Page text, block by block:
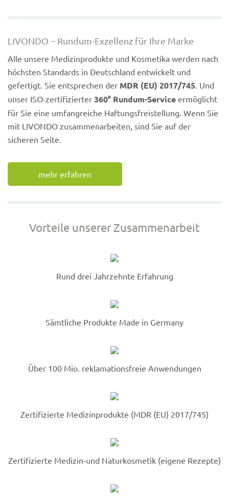
LIVONDO – Rundum-Exzellenz für Ihre Marke
Alle unsere Medizinprodukte und Kosmetika werden nach
höchsten Standards in Deutschland entwickelt und
gefertigt. Sie entsprechen der MDR (EU) 2017/745. Und
unser ISO-zertifizierter 360° Rundum-Service ermöglicht
für Sie eine umfangreiche Haftungsfreistellung. Wenn Sie
mit LIVONDO zusammenarbeiten, sind Sie auf der
sicheren Seite.
mehr erfahren
Vorteile unserer Zusammenarbeit
Rund drei Jahrzehnte Erfahrung
Sämtliche Produkte Made in Germany
Über 100 Mio. reklamationsfreie Anwendungen
Zertifizierte Medizinprodukte (MDR (EU) 2017/745)
Zertifizierte Medizin-und Naturkosmetik (eigene Rezepte)